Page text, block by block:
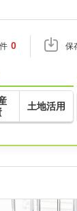
0 保
土地活用